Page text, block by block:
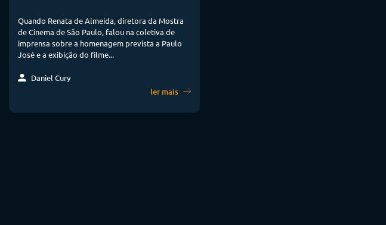
Quando Renata de Almeida, diretora da Mostra
de Cinema de São Paulo, falou na coletiva de
imprensa sobre a homenagem prevista a Paulo
José e a exibição do filme...
Daniel Cury
ler mais